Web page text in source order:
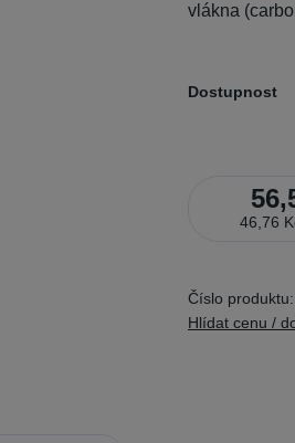
vlákna
Dostupnost
46,76
Číslo produktu:
Hlídat cenu /